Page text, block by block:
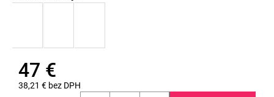
47 €
38,21 € bez DPH